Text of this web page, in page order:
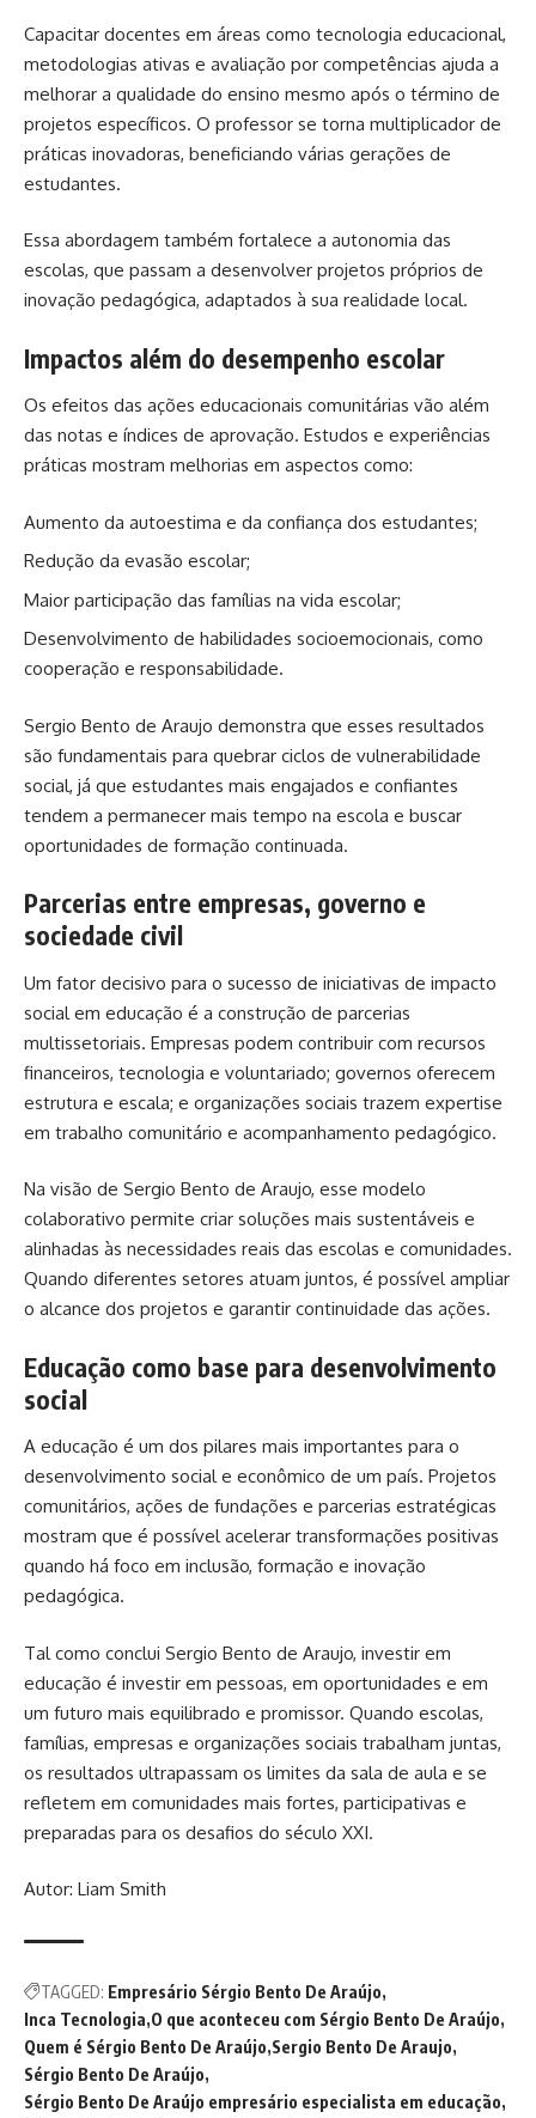
Capacitar docentes em áreas como tecnologia educacional,
metodologias ativas e avaliação por competências ajuda a
melhorar a qualidade do ensino mesmo após o término de
projetos específicos. O professor se torna multiplicador de
práticas inovadoras, beneficiando várias gerações de
estudantes.
Essa abordagem também fortalece a autonomia das
escolas, que passam a desenvolver projetos próprios de
inovação pedagógica, adaptados à sua realidade local.
Impactos além do desempenho escolar
Os efeitos das ações educacionais comunitárias vão além
das notas e índices de aprovação. Estudos e experiências
práticas mostram melhorias em aspectos como:
Aumento da autoestima e da confiança dos estudantes;
Redução da evasão escolar;
Maior participação das famílias na vida escolar;
Desenvolvimento de habilidades socioemocionais, como
cooperação e responsabilidade.
Sergio Bento de Araujo demonstra que esses resultados
são fundamentais para quebrar ciclos de vulnerabilidade
social, já que estudantes mais engajados e confiantes
tendem a permanecer mais tempo na escola e buscar
oportunidades de formação continuada.
Parcerias entre empresas, governo e
sociedade civil
Um fator decisivo para o sucesso de iniciativas de impacto
social em educação é a construção de parcerias
multissetoriais. Empresas podem contribuir com recursos
financeiros, tecnologia e voluntariado; governos oferecem
estrutura e escala; e organizações sociais trazem expertise
em trabalho comunitário e acompanhamento pedagógico.
Na visão de Sergio Bento de Araujo, esse modelo
colaborativo permite criar soluções mais sustentáveis e
alinhadas às necessidades reais das escolas e comunidades.
Quando diferentes setores atuam juntos, é possível ampliar
o alcance dos projetos e garantir continuidade das ações.
Educação como base para desenvolvimento
social
A educação é um dos pilares mais importantes para o
desenvolvimento social e econômico de um país. Projetos
comunitários, ações de fundações e parcerias estratégicas
mostram que é possível acelerar transformações positivas
quando há foco em inclusão, formação e inovação
pedagógica.
Tal como conclui Sergio Bento de Araujo, investir em
educação é investir em pessoas, em oportunidades e em
um futuro mais equilibrado e promissor. Quando escolas,
famílias, empresas e organizações sociais trabalham juntas,
os resultados ultrapassam os limites da sala de aula e se
refletem em comunidades mais fortes, participativas e
preparadas para os desafios do século XXI.
Autor: Liam Smith
TAGGED: Empresário Sérgio Bento De Araújo
Inca Tecnologia O que aconteceu com Sérgio Bento De Araújo
Quem é Sérgio Bento De Araújo Sergio Bento De Araujo
Sérgio Bento De Araújo
Sérgio Bento De Araújo empresário especialista em educação